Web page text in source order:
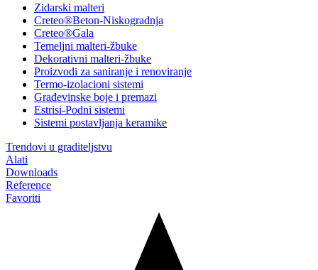
Zidarski malteri
Creteo®Beton-Niskogradnja
Creteo®Gala
Temeljni malteri-žbuke
Dekorativni malteri-žbuke
Proizvodi za saniranje i renoviranje
Termo-izolacioni sistemi
Građevinske boje i premazi
Estrisi-Podni sistemi
Sistemi postavljanja keramike
Trendovi u graditeljstvu
Alati
Downloads
Reference
Favoriti